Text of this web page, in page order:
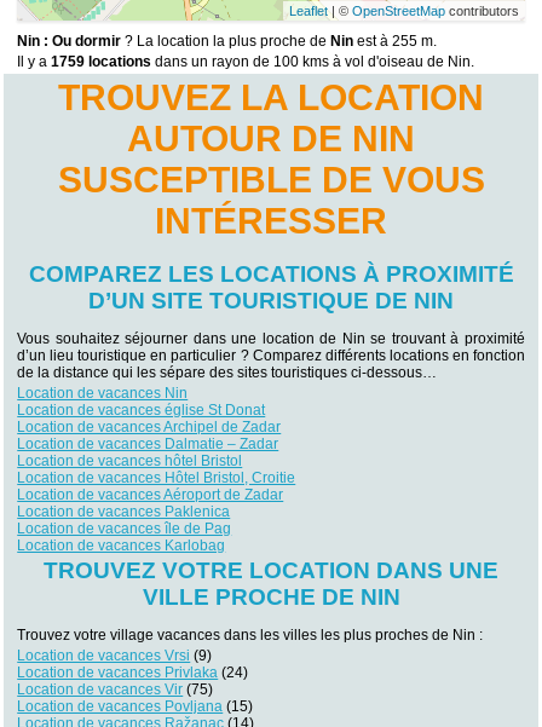
Leaflet| © OpenStreetMapcontributors
Nin : Ou dormir ? La location la plus proche de Nin est à 255 m.
Il y a1759 locations dans un rayon de 100 kms à vol d'oiseau de Nin.
TROUVEZ LA LOCATION
AUTOUR DE NIN
SUSCEPTIBLE DE VOUS
INTÉRESSER
COMPAREZ LES LOCATIONS À PROXIMITÉ
D’UN SITE TOURISTIQUE DE NIN
Vous souhaitez séjourner dans une location de Nin se trouvant à proximité
d’un lieu touristique en particulier ? Comparez différents locations en fonction
de la distance qui les sépare des sites touristiques ci-dessous…
Location de vacances Nin
Location de vacances église St Donat
Location de vacances Archipel de Zadar
Location de vacances Dalmatie – Zadar
Location de vacances hôtel Bristol
Location de vacances Hôtel Bristol, Croitie
Location de vacances Aéroport de Zadar
Location de vacances Paklenica
Location de vacances île de Pag
Location de vacances Karlobag
TROUVEZ VOTRE LOCATION DANS UNE
VILLE PROCHE DE NIN
Trouvez votre village vacances dans les villes les plus proches de Nin :
Location de vacances Vrsi (9)
Location de vacances Privlaka (24)
Location de vacances Vir (75)
Location de vacances Povljana (15)
Location de vacances Ražanac (14)